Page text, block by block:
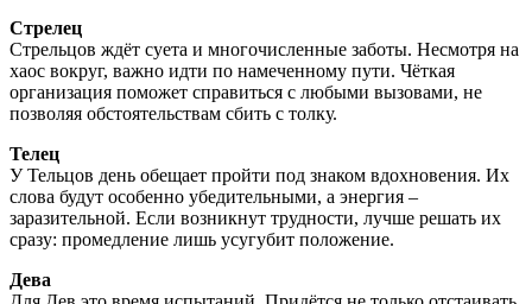
Стрелец
Стрельцов ждёт суета и многочисленные заботы. Несмотря на
хаос вокруг, важно идти по намеченному пути. Чёткая
организация поможет справиться с любыми вызовами, не
позволяя обстоятельствам сбить с толку.
Телец
У Тельцов день обещает пройти под знаком вдохновения. Их
слова будут особенно убедительными, а энергия –
заразительной. Если возникнут трудности, лучше решать их
сразу: промедление лишь усугубит положение.
Дева